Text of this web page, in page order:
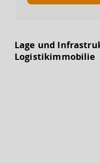
Lage und
Logistikimmobilie